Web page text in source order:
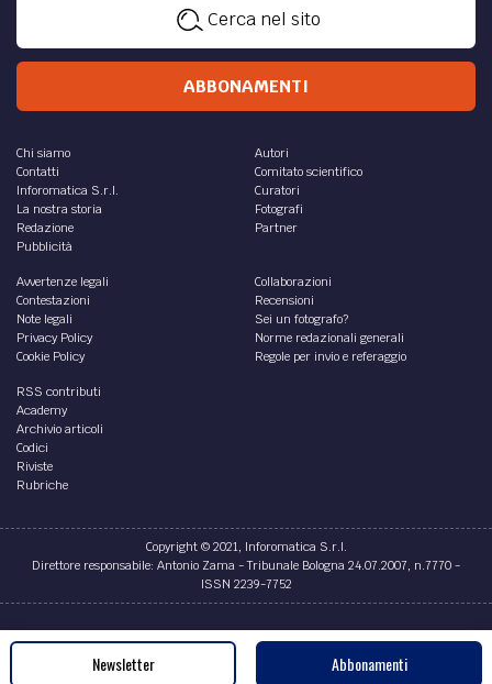
Cerca nel sito
ABBONAMENTI
Chi siamo
Contatti
Inforomatica S.r.l.
La nostra storia
Redazione
Pubblicità
Autori
Comitato scientifico
Curatori
Fotografi
Partner
Avvertenze legali
Contestazioni
Note legali
Privacy Policy
Cookie Policy
Collaborazioni
Recensioni
Sei un fotografo?
Norme redazionali generali
Regole per invio e referaggio
RSS contributi
Academy
Archivio articoli
Codici
Riviste
Rubriche
Copyright © 2021, Inforomatica S.r.l.
Direttore responsabile: Antonio Zama - Tribunale Bologna 24.07.2007, n.7770 -
ISSN 2239-7752
Credits
Newsletter Abbonamenti